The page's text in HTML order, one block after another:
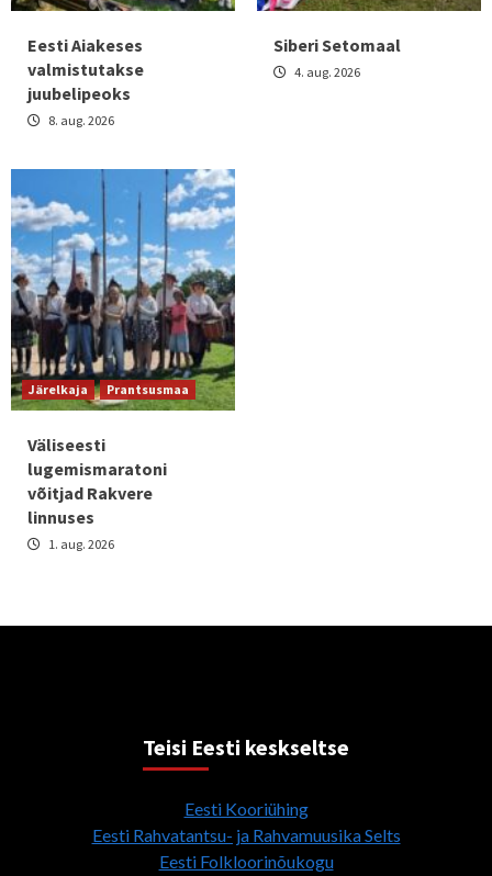
Eesti Aiakeses
valmistutakse
juubelipeoks
8. aug. 2026
Siberi Setomaal
4. aug. 2026
Järelkaja Prantsusmaa
Väliseesti
lugemismaratoni
võitjad Rakvere
linnuses
1. aug. 2026
Teisi Eesti keskseltse
Eesti Kooriühing
Eesti Rahvatantsu- ja Rahvamuusika Selts
Eesti Folkloorinõukogu